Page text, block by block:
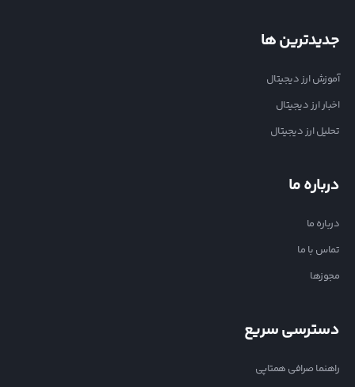
جدیدترین ها
آموزش ارز دیجیتال
اخبار ارز دیجیتال
تحلیل ارز دیجیتال
درباره ما
درباره ما
تماس با ما
مجوزها
دسترسی سریع
راهنما صرافی همتاپی